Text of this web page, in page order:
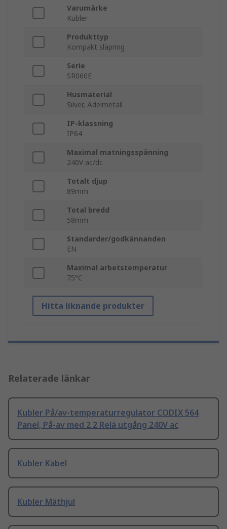
Varumärke
Kubler
Produkttyp
Kompakt släpring
Serie
SR060E
Husmaterial
Silver, Ädelmetall
IP-klassning
IP64
Maximal matningsspänning
240V ac/dc
Totalt djup
89mm
Total bredd
58mm
Standarder/godkännanden
EN
Maximal arbetstemperatur
75°C
Hitta liknande produkter
Relaterade länkar
Kubler På/av-temperaturregulator CODIX 564
Panel, På-av med 2 2 Relä utgång 240V ac
Kubler Kabel
Kubler Mäthjul